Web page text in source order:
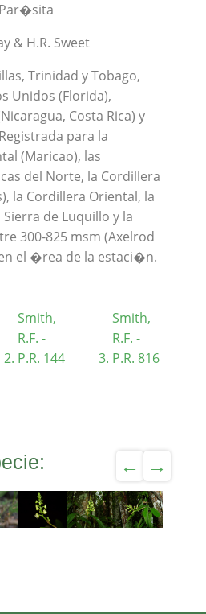
Par�sita
& H.R. Sweet
Trinidad y Tobago,
Unidos (Florida),
Costa Rica) y
para la
(Maricao), las
del Norte, la Cordillera
la Cordillera Oriental, la
Sierra de Luquillo y la
300-825 msm (Axelrod
el �rea de la estaci�n.
Smith,
R.F. -
P.R. 144
Smith,
R.F. -
P.R. 816